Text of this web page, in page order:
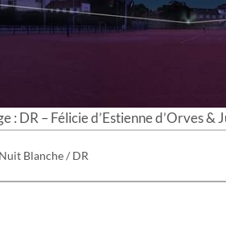
: DR – Félicie d’Estienne d’Orves &
Blanche / DR